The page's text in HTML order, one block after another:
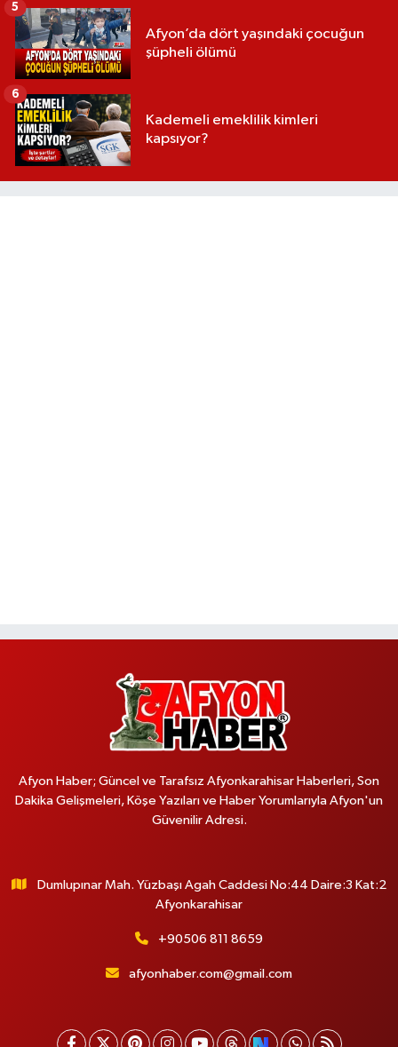
Afyon’da dört yaşındaki çocuğun
şüpheli ölümü
5
Kademeli emeklilik kimleri
kapsıyor?
6
Afyon Haber; Güncel ve Tarafsız Afyonkarahisar Haberleri, Son
Dakika Gelişmeleri, Köşe Yazıları ve Haber Yorumlarıyla Afyon'un
Güvenilir Adresi.
Dumlupınar Mah. Yüzbaşı Agah Caddesi No:44 Daire:3 Kat:2
Afyonkarahisar
+90506 811 8659
afyonhaber.com@gmail.com